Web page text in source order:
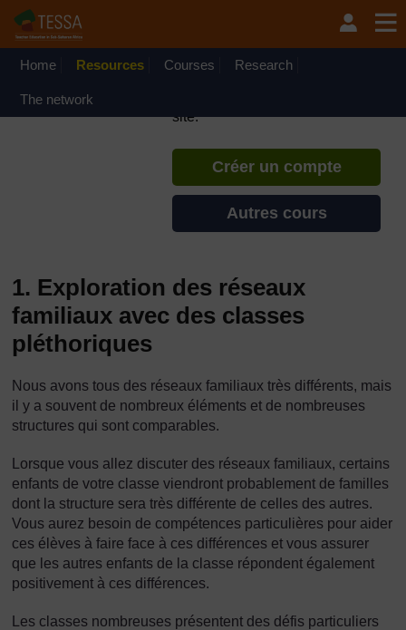
Home Resources Courses Research
The network
Si vous créez un compte, vous
site.
Créer un compte
Autres cours
1. Exploration des réseaux
familiaux avec des classes
pléthoriques
Nous avons tous des réseaux familiaux très différents, mais
il y a souvent de nombreux éléments et de nombreuses
structures qui sont comparables.
Lorsque vous allez discuter des réseaux familiaux, certains
enfants de votre classe viendront probablement de familles
dont la structure sera très différente de celles des autres.
Vous aurez besoin de compétences particulières pour aider
ces élèves à faire face à ces différences et vous assurer
que les autres enfants de la classe répondent également
positivement à ces différences.
Les classes nombreuses présentent des défis particuliers